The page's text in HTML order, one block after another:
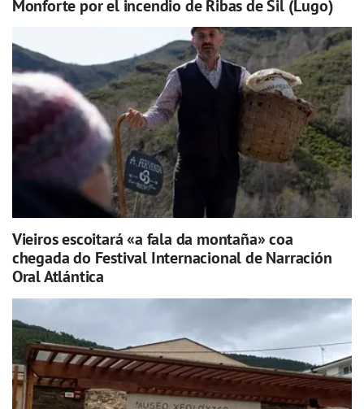
Monforte por el incendio de Ribas de Sil (Lugo)
Vieiros escoitará «a fala da montaña» coa
chegada do Festival Internacional de Narración
Oral Atlántica